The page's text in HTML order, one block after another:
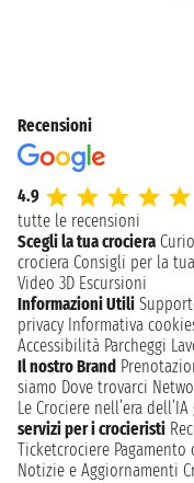
Recensioni
4.9
tutte le recensioni
Scegli la tua crociera
crociera Consigli per la
Video 3D Escursioni
Informazioni Utili
privacy Informativa
Accessibilità Parcheggi
Il nostro Brand
siamo Dove trovarci
Le Crociere nell’era
servizi per i crocieristi
Ticketcrociere
Notizie e Aggiornamenti